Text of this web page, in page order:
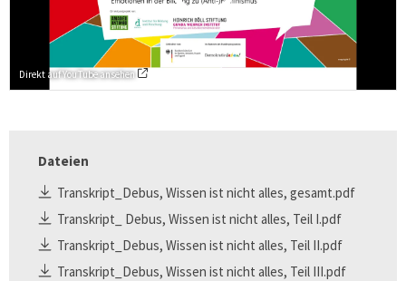
Direkt auf YouTube ansehen
Dateien
Transkript_Debus, Wissen ist nicht alles, gesamt.pdf
Transkript_ Debus, Wissen ist nicht alles, Teil I.pdf
Transkript_Debus, Wissen ist nicht alles, Teil II.pdf
Transkript_Debus, Wissen ist nicht alles, Teil III.pdf